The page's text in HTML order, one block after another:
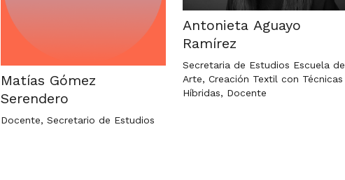
Matías Gómez
Serendero
Docente, Secretario de Estudios
Antonieta Aguayo
Ramírez
Secretaria de Estudios Escuela de
Arte, Creación Textil con Técnicas
Híbridas, Docente